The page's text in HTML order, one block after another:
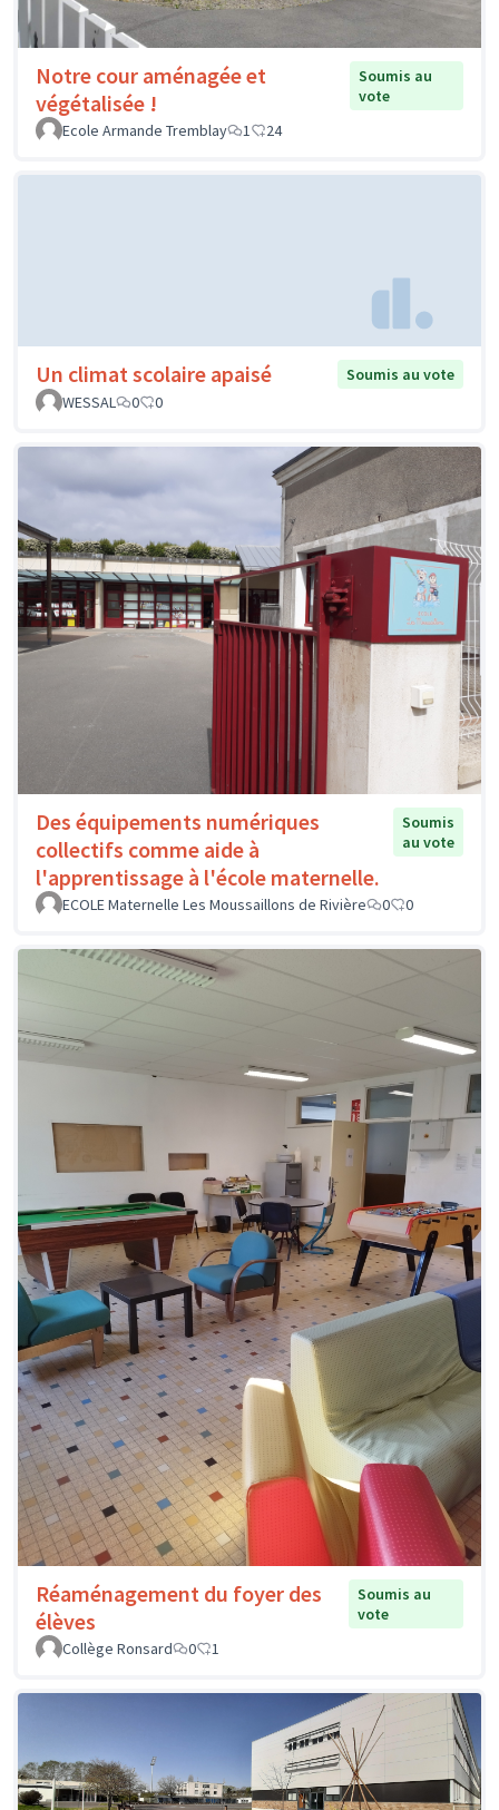
Notre cour aménagée et
végétalisée !
Soumis au
vote
Ecole Armande Tremblay
1 24
Un climat scolaire apaisé
Soumis au vote
WESSAL
0 0
Des équipements numériques
collectifs comme aide à
l'apprentissage à l'école maternelle.
Soumis
au vote
ECOLE Maternelle Les Moussaillons de Rivière 0 0
Réaménagement du foyer des
élèves
Soumis au
vote
Collège Ronsard
0 1